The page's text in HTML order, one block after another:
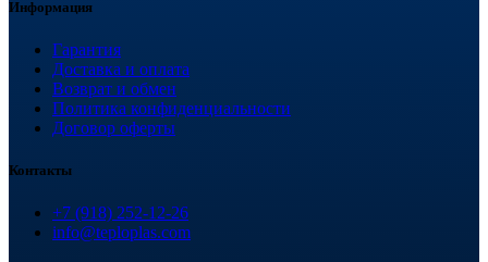
Информация
Гарантия
Доставка и оплата
Возврат и обмен
Политика конфиденциальности
Договор оферты
Контакты
+7 (918) 252-12-26
info@teploplas.com